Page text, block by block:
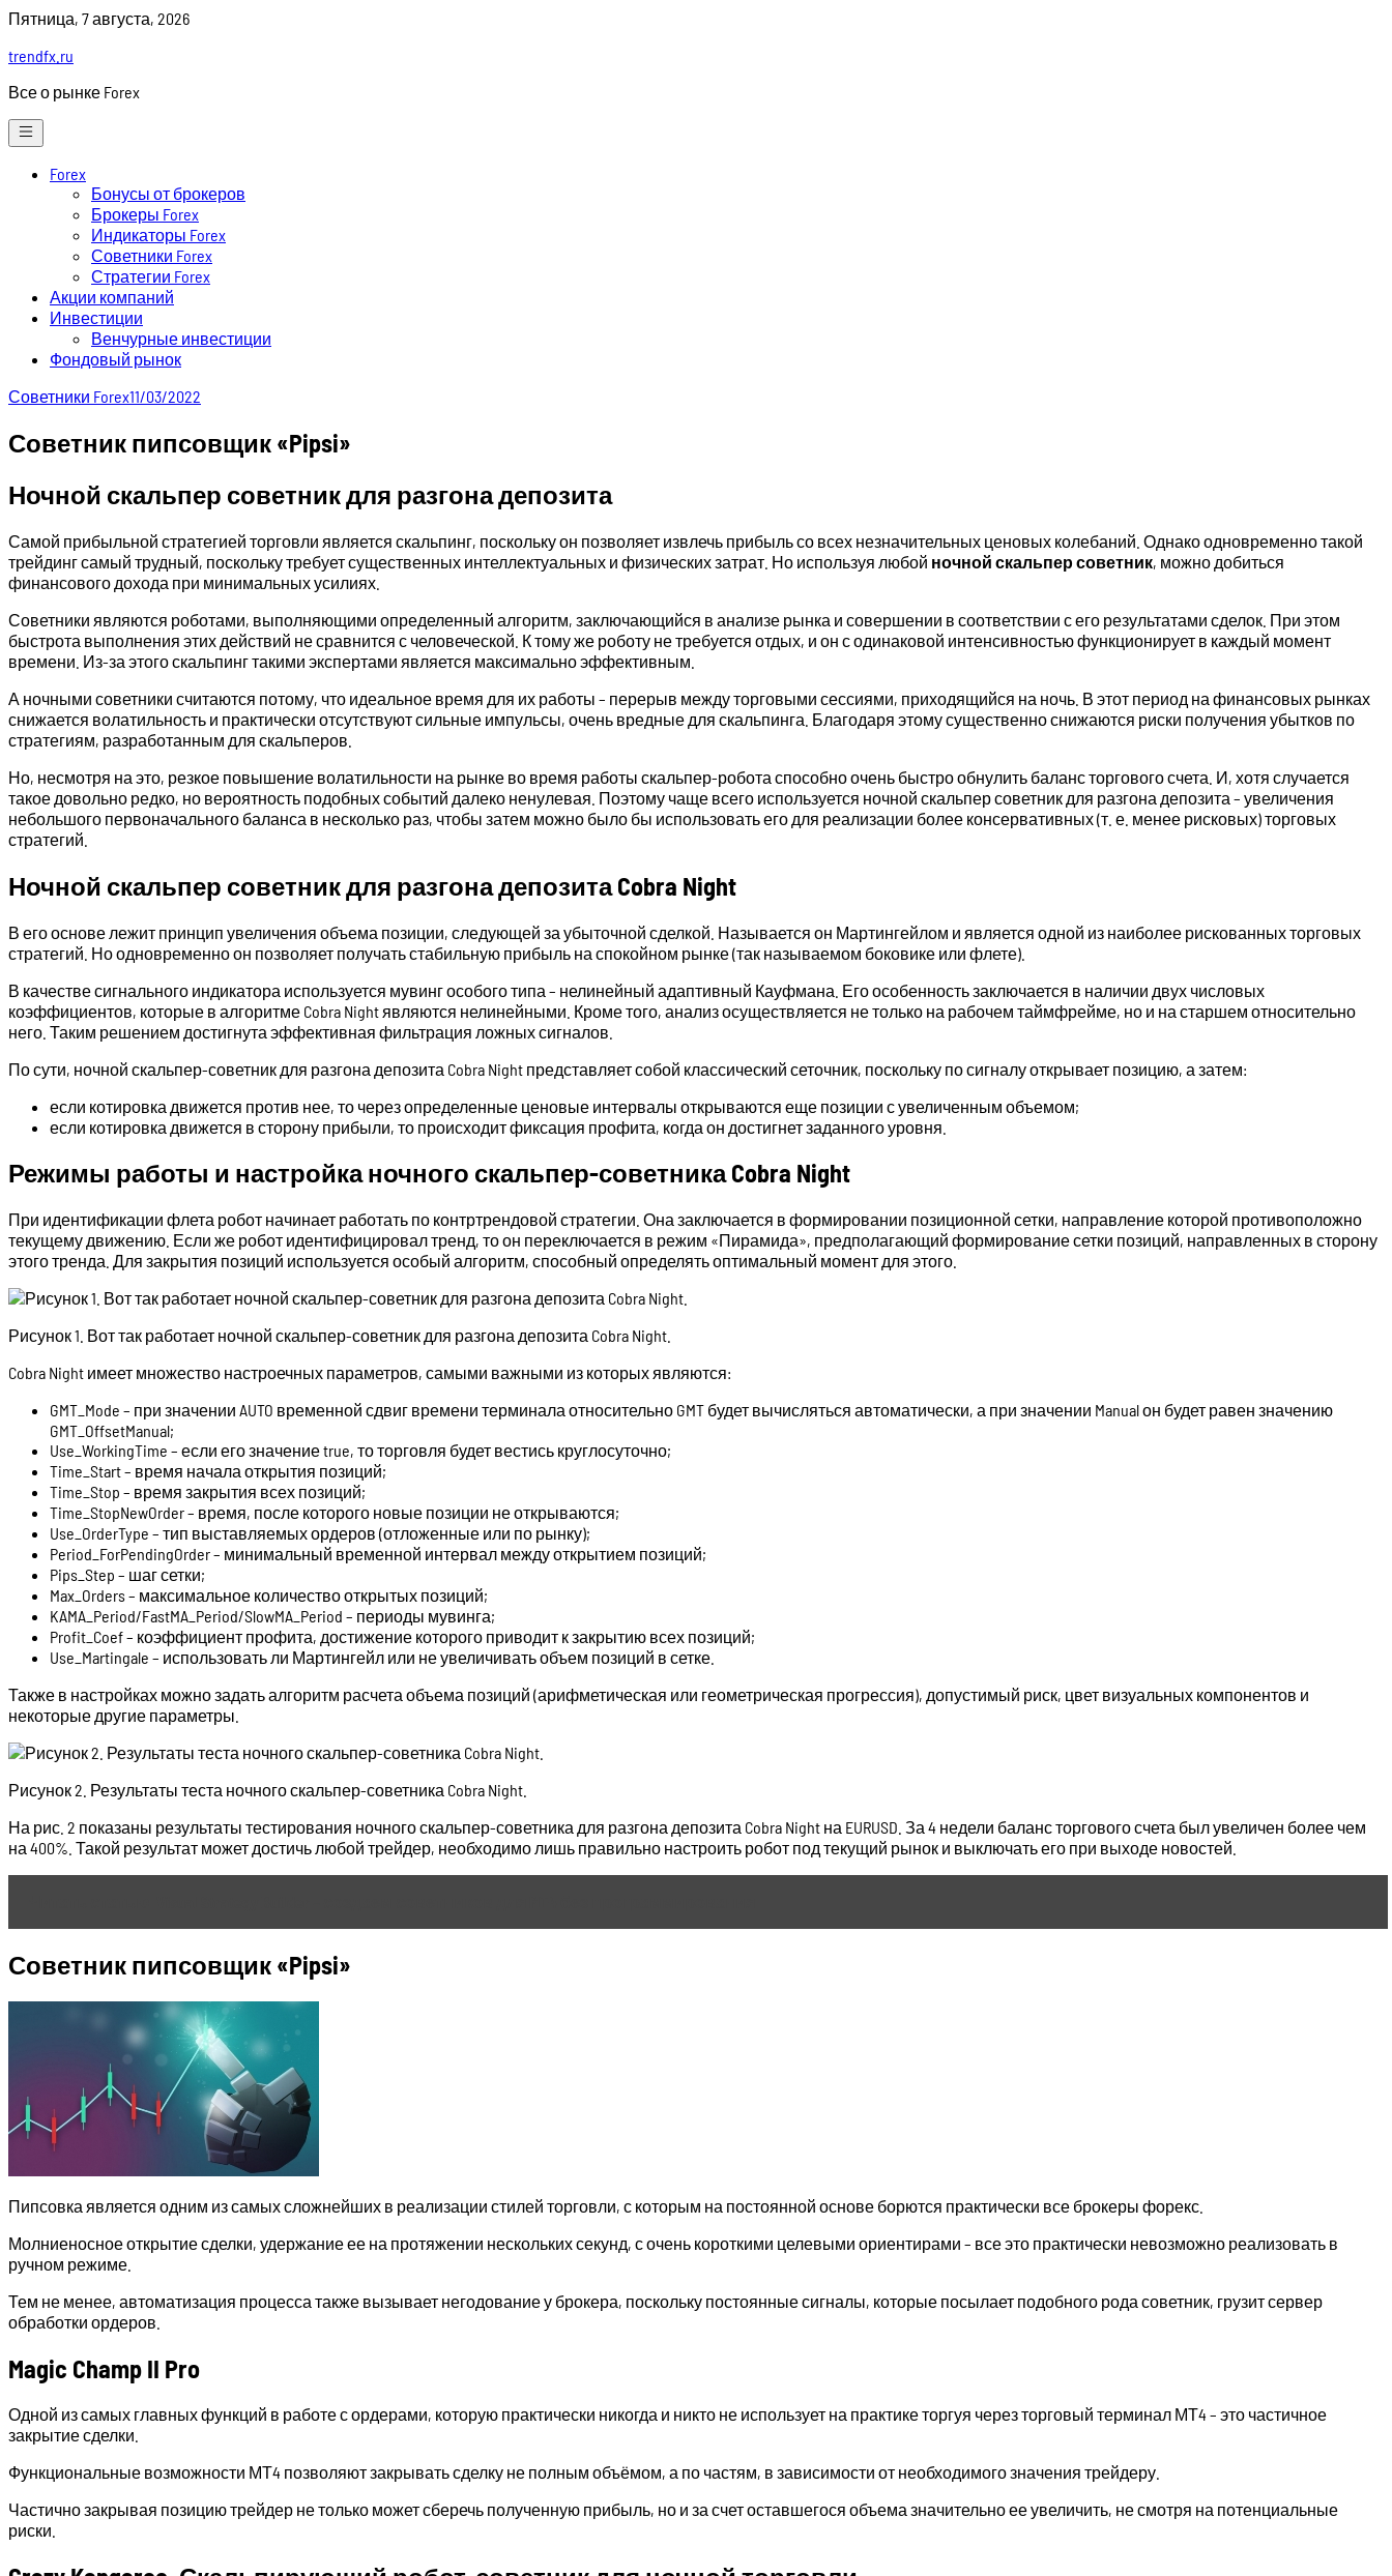
Skip
content
Пятница, 7 августа, 2026
trendfx.ru
Все о рынке Forex
Forex
Бонусы от брокеров
Брокеры Forex
Индикаторы Forex
Советники Forex
Стратегии Forex
Акции компаний
Инвестиции
Венчурные инвестиции
Фондовый рынок
Советники Forex11/03/2022
Советник пипсовщик «Pipsi»
Ночной скальпер советник для разгона депозита
Самой прибыльной стратегией торговли является скальпинг, поскольку он позволяет извлечь прибыль со всех незначительных ценовых колебаний. Однако одновременно такой
трейдинг самый трудный, поскольку требует существенных интеллектуальных и физических затрат. Но используя любой ночной скальпер советник, можно добиться
финансового дохода при минимальных усилиях.
Советники являются роботами, выполняющими определенный алгоритм, заключающийся в анализе рынка и совершении в соответствии с его результатами сделок. При этом
быстрота выполнения этих действий не сравнится с человеческой. К тому же роботу не требуется отдых, и он с одинаковой интенсивностью функционирует в каждый момент
времени. Из-за этого скальпинг такими экспертами является максимально эффективным.
А ночными советники считаются потому, что идеальное время для их работы – перерыв между торговыми сессиями, приходящийся на ночь. В этот период на финансовых рынках
снижается волатильность и практически отсутствуют сильные импульсы, очень вредные для скальпинга. Благодаря этому существенно снижаются риски получения убытков по
стратегиям, разработанным для скальперов.
Но, несмотря на это, резкое повышение волатильности на рынке во время работы скальпер-робота способно очень быстро обнулить баланс торгового счета. И, хотя случается
такое довольно редко, но вероятность подобных событий далеко ненулевая. Поэтому чаще всего используется ночной скальпер советник для разгона депозита – увеличения
небольшого первоначального баланса в несколько раз, чтобы затем можно было бы использовать его для реализации более консервативных (т. е. менее рисковых) торговых
стратегий.
Ночной скальпер советник для разгона депозита Cobra Night
В его основе лежит принцип увеличения объема позиции, следующей за убыточной сделкой. Называется он Мартингейлом и является одной из наиболее рискованных торговых
стратегий. Но одновременно он позволяет получать стабильную прибыль на спокойном рынке (так называемом боковике или флете).
В качестве сигнального индикатора используется мувинг особого типа – нелинейный адаптивный Кауфмана. Его особенность заключается в наличии двух числовых
коэффициентов, которые в алгоритме Cobra Night являются нелинейными. Кроме того, анализ осуществляется не только на рабочем таймфрейме, но и на старшем относительно
него. Таким решением достигнута эффективная фильтрация ложных сигналов.
По сути, ночной скальпер-советник для разгона депозита Cobra Night представляет собой классический сеточник, поскольку по сигналу открывает позицию, а затем:
если котировка движется против нее, то через определенные ценовые интервалы открываются еще позиции с увеличенным объемом;
если котировка движется в сторону прибыли, то происходит фиксация профита, когда он достигнет заданного уровня.
Режимы работы и настройка ночного скальпер-советника Cobra Night
При идентификации флета робот начинает работать по контртрендовой стратегии. Она заключается в формировании позиционной сетки, направление которой противоположно
текущему движению. Если же робот идентифицировал тренд, то он переключается в режим «Пирамида», предполагающий формирование сетки позиций, направленных в сторону
этого тренда. Для закрытия позиций используется особый алгоритм, способный определять оптимальный момент для этого.
Рисунок 1. Вот так работает ночной скальпер-советник для разгона депозита Cobra Night.
Cobra Night имеет множество настроечных параметров, самыми важными из которых являются:
GMT_Mode – при значении AUTO временной сдвиг времени терминала относительно GMT будет вычисляться автоматически, а при значении Manual он будет равен значению
GMT_OffsetManual;
Use_WorkingTime – если его значение true, то торговля будет вестись круглосуточно;
Time_Start – время начала открытия позиций;
Time_Stop – время закрытия всех позиций;
Time_StopNewOrder – время, после которого новые позиции не открываются;
Use_OrderType – тип выставляемых ордеров (отложенные или по рынку);
Period_ForPendingOrder – минимальный временной интервал между открытием позиций;
Pips_Step – шаг сетки;
Max_Orders – максимальное количество открытых позиций;
KAMA_Period/FastMA_Period/SlowMA_Period – периоды мувинга;
Profit_Coef – коэффициент профита, достижение которого приводит к закрытию всех позиций;
Use_Martingale – использовать ли Мартингейл или не увеличивать объем позиций в сетке.
Также в настройках можно задать алгоритм расчета объема позиций (арифметическая или геометрическая прогрессия), допустимый риск, цвет визуальных компонентов и
некоторые другие параметры.
Рисунок 2. Результаты теста ночного скальпер-советника Cobra Night.
На рис. 2 показаны результаты тестирования ночного скальпер-советника для разгона депозита Cobra Night на EURUSD. За 4 недели баланс торгового счета был увеличен более чем
на 400%. Такой результат может достичь любой трейдер, необходимо лишь правильно настроить робот под текущий рынок и выключать его при выходе новостей.
Советник пипсовщик «Pipsi»
Пипсовка является одним из самых сложнейших в реализации стилей торговли, с которым на постоянной основе борются практически все брокеры форекс.
Молниеносное открытие сделки, удержание ее на протяжении нескольких секунд, с очень короткими целевыми ориентирами – все это практически невозможно реализовать в
ручном режиме.
Тем не менее, автоматизация процесса также вызывает негодование у брокера, поскольку постоянные сигналы, которые посылает подобного рода советник, грузит сервер
обработки ордеров.
Magic Champ II Pro
Одной из самых главных функций в работе с ордерами, которую практически никогда и никто не использует на практике торгуя через торговый терминал МТ4 – это частичное
закрытие сделки.
Функциональные возможности МТ4 позволяют закрывать сделку не полным объёмом, а по частям, в зависимости от необходимого значения трейдеру.
Частично закрывая позицию трейдер не только может сберечь полученную прибыль, но и за счет оставшегося объема значительно ее увеличить, не смотря на потенциальные
риски.